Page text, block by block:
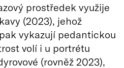
prostředek využije
(2023), jehož
vykazují pedantickou
volí i u portrétu
(rovněž 2023),